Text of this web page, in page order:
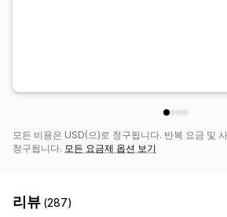
모든 비용은 USD(으)로 청구됩니다. 반복 요금 및
청구됩니다. 모든 요금제 옵션 보기
리뷰 (287)